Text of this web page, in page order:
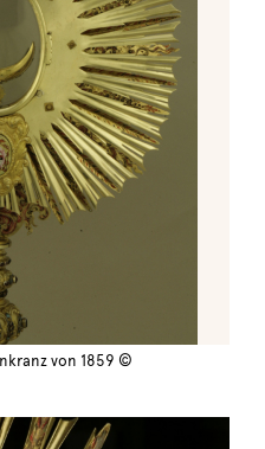
von 1859 ©